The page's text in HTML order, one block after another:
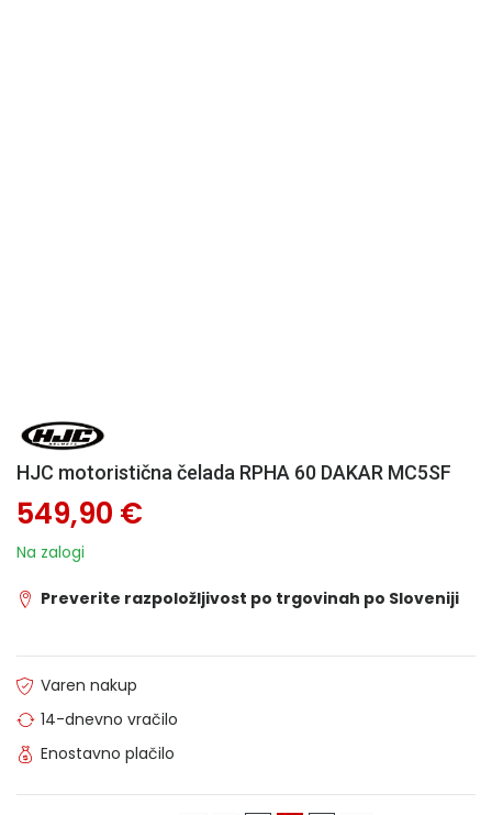
HJC motoristična čelada RPHA 60 DAKAR MC5SF
549,90 €
Na zalogi
Preverite razpoložljivost po trgovinah po Sloveniji
Varen nakup
14-dnevno vračilo
Enostavno plačilo